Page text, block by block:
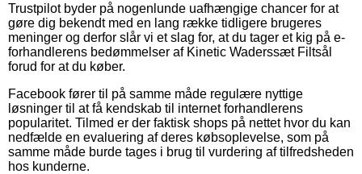
Trustpilot byder på nogenlunde uafhængige chancer for at
gøre dig bekendt med en lang række tidligere brugeres
meninger og derfor slår vi et slag for, at du tager et kig på e-
forhandlerens bedømmelser af Kinetic Waderssæt Filtsål
forud for at du køber.
Facebook fører til på samme måde regulære nyttige
løsninger til at få kendskab til internet forhandlerens
popularitet. Tilmed er der faktisk shops på nettet hvor du kan
nedfælde en evaluering af deres købsoplevelse, som på
samme måde burde tages i brug til vurdering af tilfredsheden
hos kunderne.